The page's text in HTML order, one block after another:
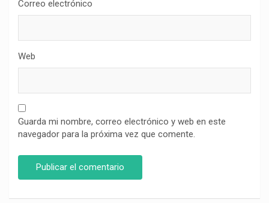
Correo electrónico
Web
Guarda mi nombre, correo electrónico y web en este
navegador para la próxima vez que comente.